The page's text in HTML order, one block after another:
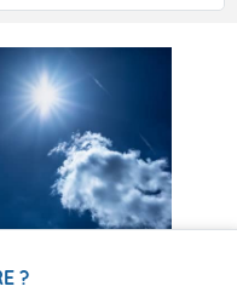
?